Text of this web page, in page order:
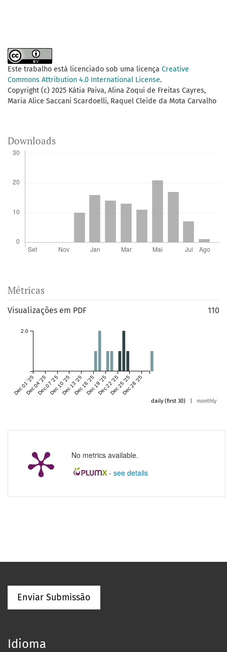
Este trabalho está licenciado sob uma licença Creative
Commons Attribution 4.0 International License.
Copyright (c) 2025 Kátia Paiva, Alina Zoqui de Freitas Cayres,
Maria Alice Saccani Scardoelli, Raquel Cleide da Mota Carvalho
Downloads
Métricas
Visualizações em PDF 110
Dec 01 '25Dec 04 '25Dec 07 '25Dec 10 '25Dec 13 '25Dec 16 '25Dec 19 '25Dec 22 '25Dec 25 '25Dec 28 '25
2.0
daily (first 30) monthly
No metrics available.
- see details
Enviar Submissão
Idioma